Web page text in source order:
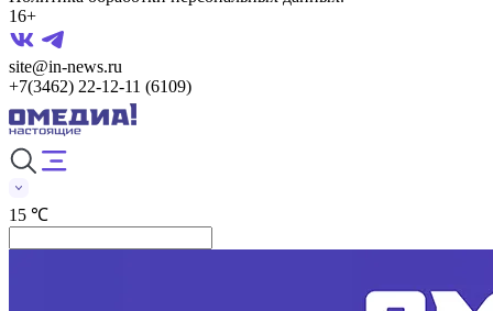
16+
site@in-news.ru
+7(3462) 22-12-11 (6109)
15 ℃